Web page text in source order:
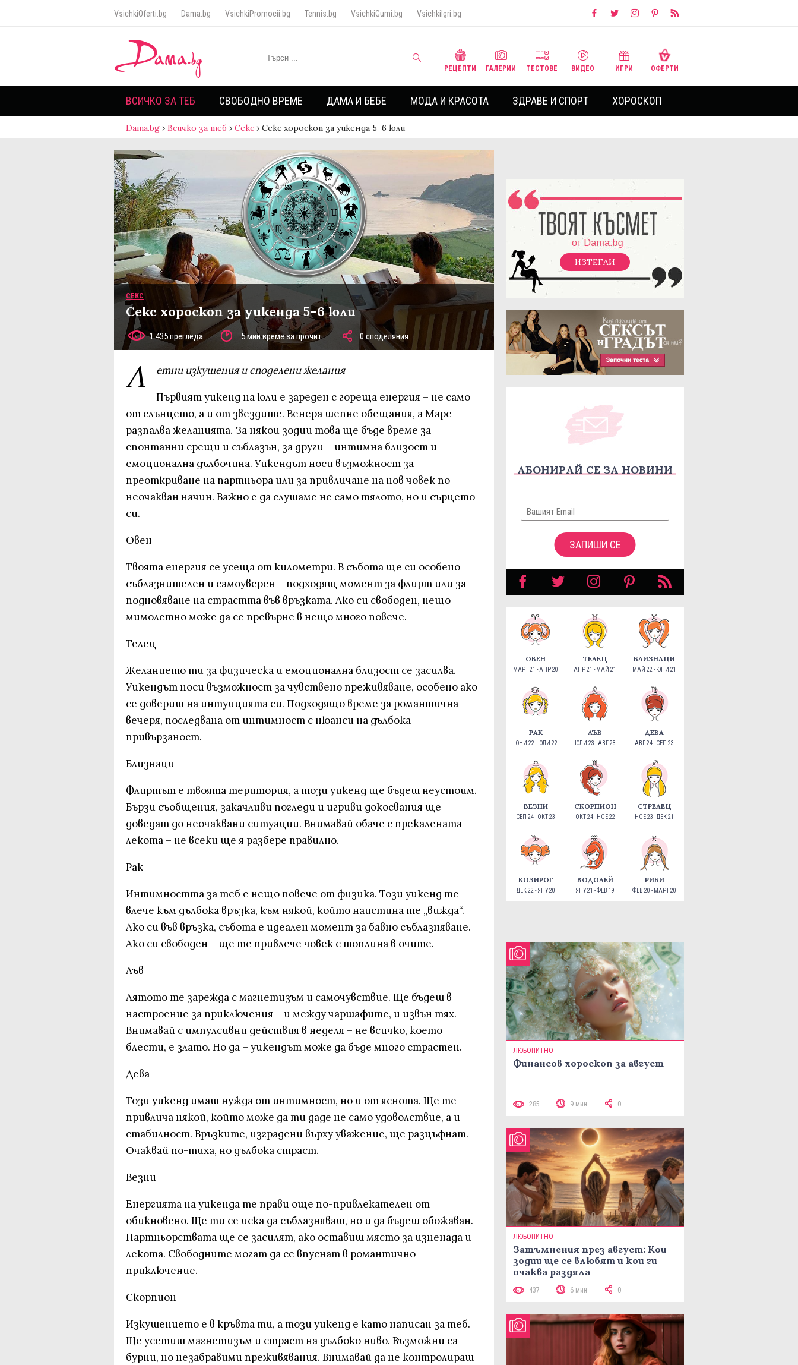
VsichkiOferti.bg Dama.bg VsichkiPromocii.bg Tennis.bg VsichkiGumi.bg VsichkiIgri.bg
РЕЦЕПТИ ГАЛЕРИИ ТЕСТОВЕ ВИДЕО ИГРИ ОФЕРТИ
ВСИЧКО ЗА ТЕБ СВОБОДНО ВРЕМЕ ДАМА И БЕБЕ МОДА И КРАСОТА ЗДРАВЕ И СПОРТ ХОРОСКОП
Dama.bg › Всичко за теб › Секс › Секс хороскоп за уикенда 5–6 юли
СЕКС
Секс хороскоп за уикенда 5–6 юли
1 435 прегледа 5 мин време за прочит 0 споделяния
Л етни изкушения и споделени желания
Първият уикенд на юли е зареден с гореща енергия – не само
от слънцето, а и от звездите. Венера шепне обещания, а Марс
разпалва желанията. За някои зодии това ще бъде време за
спонтанни срещи и съблазън, за други – интимна близост и
емоционална дълбочина. Уикендът носи възможност за
преоткриване на партньора или за привличане на нов човек по
неочакван начин. Важно е да слушаме не само тялото, но и сърцето
си.
Овен
Твоята енергия се усеща от километри. В събота ще си особено
съблазнителен и самоуверен – подходящ момент за флирт или за
подновяване на страстта във връзката. Ако си свободен, нещо
мимолетно може да се превърне в нещо много повече.
Телец
Желанието ти за физическа и емоционална близост се засилва.
Уикендът носи възможност за чувствено преживяване, особено ако
се довериш на интуицията си. Подходящо време за романтична
вечеря, последвана от интимност с нюанси на дълбока
привързаност.
Близнаци
Флиртът е твоята територия, а този уикенд ще бъдеш неустоим.
Бързи съобщения, закачливи погледи и игриви докосвания ще
доведат до неочаквани ситуации. Внимавай обаче с прекалената
лекота – не всеки ще я разбере правилно.
Рак
Интимността за теб е нещо повече от физика. Този уикенд те
влече към дълбока връзка, към някой, който наистина те „вижда“.
Ако си във връзка, събота е идеален момент за бавно съблазняване.
Ако си свободен – ще те привлече човек с топлина в очите.
Лъв
Лятото те зарежда с магнетизъм и самочувствие. Ще бъдеш в
настроение за приключения – и между чаршафите, и извън тях.
Внимавай с импулсивни действия в неделя – не всичко, което
блести, е злато. Но да – уикендът може да бъде много страстен.
Дева
Този уикенд имаш нужда от интимност, но и от яснота. Ще те
привлича някой, който може да ти даде не само удоволствие, а и
стабилност. Връзките, изградени върху уважение, ще разцъфнат.
Очаквай по-тиха, но дълбока страст.
Везни
Енергията на уикенда те прави още по-привлекателен от
обикновено. Ще ти се иска да съблазняваш, но и да бъдеш обожаван.
Партньорствата ще се засилят, ако оставиш място за изненада и
лекота. Свободните могат да се впуснат в романтично
приключение.
Скорпион
Изкушението е в кръвта ти, а този уикенд е като написан за теб.
Ще усетиш магнетизъм и страст на дълбоко ниво. Възможни са
бурни, но незабравими преживявания. Внимавай да не контролираш
ИЗТЕГЛИ
АБОНИРАЙ СЕ ЗА НОВИНИ
ЗАПИШИ СЕ
ОВЕН
МАРТ 21 - АПР 20
ТЕЛЕЦ
АПР 21 - МАЙ 21
БЛИЗНАЦИ
МАЙ 22 - ЮНИ 21
РАК
ЮНИ 22 - ЮЛИ 22
ЛЪВ
ЮЛИ 23 - АВГ 23
ДЕВА
АВГ 24 - СЕП 23
ВЕЗНИ
СЕП 24 - ОКТ 23
СКОРПИОН
ОКТ 24 - НОЕ 22
СТРЕЛЕЦ
НОЕ 23 - ДЕК 21
КОЗИРОГ
ДЕК 22 - ЯНУ 20
ВОДОЛЕЙ
ЯНУ 21 - ФЕВ 19
РИБИ
ФЕВ 20 - МАРТ 20
ЛЮБОПИТНО
Финансов хороскоп за август
285 9 мин 0
ЛЮБОПИТНО
Затъмнения през август: Кои
зодии ще се влюбят и кои ги
очаква раздяла
437 6 мин 0